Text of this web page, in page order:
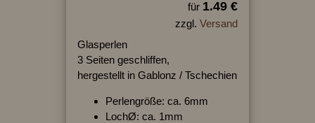
für 1.49 €
zzgl. Versand
Glasperlen
3 Seiten geschliffen,
hergestellt in Gablonz / Tschechien
Perlengröße: ca. 6mm
LochØ: ca. 1mm